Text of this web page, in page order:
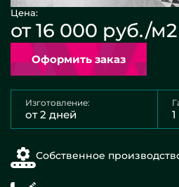
Цена:
от 16 000 руб./м2
Оформить заказ
Изготовление:
от 2 дней
Собственное